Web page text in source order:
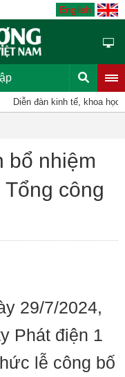
English
Diễn đàn kinh tế, khoa học,
bổ nhiệm
công
29/7/2024,
Phát điện 1
lễ công bố